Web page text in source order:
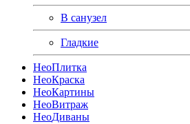
В санузел
Гладкие
НеоПлитка
НеоКраска
НеоКартины
НеоВитраж
НеоДиваны